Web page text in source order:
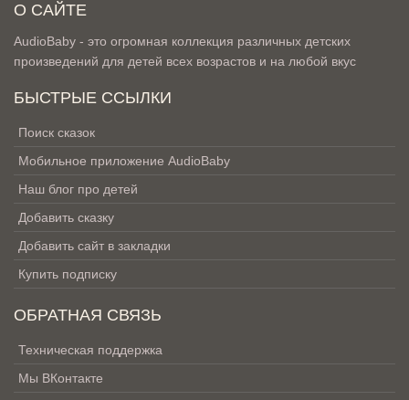
О САЙТЕ
AudioBaby - это огромная коллекция различных детских
произведений для детей всех возрастов и на любой вкус
БЫСТРЫЕ ССЫЛКИ
Поиск сказок
Мобильное приложение AudioBaby
Наш блог про детей
Добавить сказку
Добавить сайт в закладки
Купить подписку
ОБРАТНАЯ СВЯЗЬ
Техническая поддержка
Мы ВКонтакте